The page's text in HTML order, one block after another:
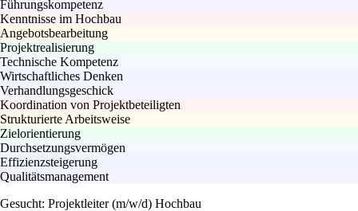
Führungskompetenz
Kenntnisse im Hochbau
Angebotsbearbeitung
Projektrealisierung
Technische Kompetenz
Wirtschaftliches Denken
Verhandlungsgeschick
Koordination von Projektbeteiligten
Strukturierte Arbeitsweise
Zielorientierung
Durchsetzungsvermögen
Effizienzsteigerung
Qualitätsmanagement
Gesucht: Projektleiter (m/w/d) Hochbau